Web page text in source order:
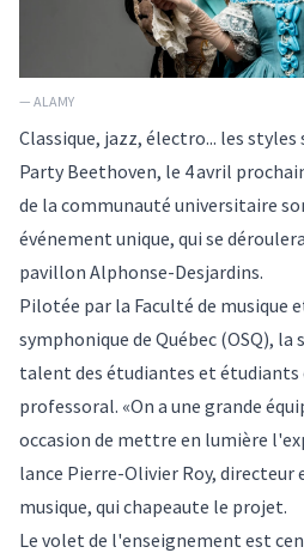
— ALAMY
Classique, jazz, électro... les
Party Beethoven, le 4 avril
de la communauté universitaire
événement unique, qui se
pavillon Alphonse-Desjardins.
Pilotée par la Faculté de musique
symphonique de Québec (OSQ),
talent des étudiantes et étudiants
professoral. «On a une grande
occasion de mettre en lumière
lance Pierre-Olivier Roy, directeur
musique, qui chapeaute le projet.
Le volet de l'enseignement est